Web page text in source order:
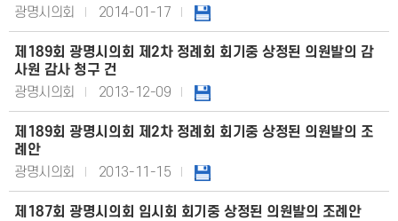
광명시의회
2014-01-17
제189회 광명시의회 제2차 정례회 회기중 상정된 의원발의 감
사원 감사 청구 건
광명시의회
2013-12-09
제189회 광명시의회 제2차 정례회 회기중 상정된 의원발의 조
례안
광명시의회
2013-11-15
제187회 광명시의회 임시회 회기중 상정된 의원발의 조례안